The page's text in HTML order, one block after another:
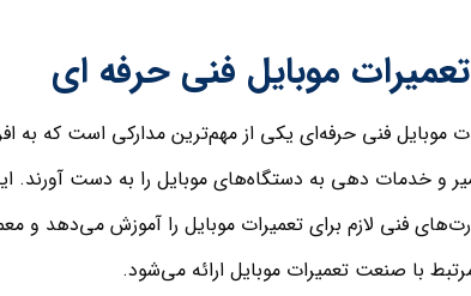
موبایل فنی حرفه ای
موبایل فنی حرفه‌ای یکی از مهم‌ترین مدارکی است که به
و خدمات دهی به دستگاه‌های موبایل را به دست
فنی لازم برای تعمیرات موبایل را آموزش می‌دهد و
با صنعت تعمیرات موبایل ارائه می‌شود.